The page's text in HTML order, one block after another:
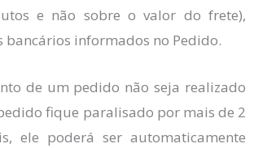
e não sobre o valor do frete),
bancários informados no Pedido.
de um pedido não seja realizado
fique paralisado por mais de 2
ele poderá ser automaticamente